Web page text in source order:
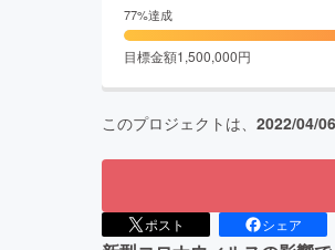
77%達成
目標金額1,500,000円
このプロジェクトは、 2022/04/06
ポスト シェア